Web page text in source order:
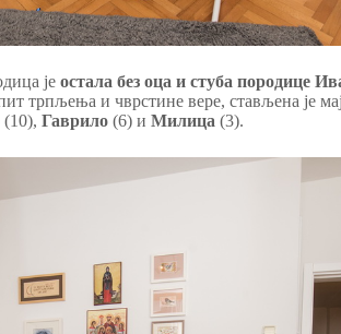
је остала без оца и стуба породице
трпљења и чврстине вере, стављена је
(10), Гаврило (6) и Милица (3).